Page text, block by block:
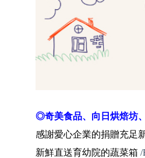
◎奇美食品、向日烘焙坊
感謝愛心企業的捐贈充足
新鮮直送育幼院的蔬菜箱 /